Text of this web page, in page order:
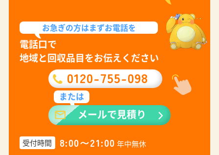
お急ぎの方はまずお電話を
電話口で
地域と回収品目をお伝えください
0120-755-098
または
メールで見積り
受付時間 8:00〜21:00 年中無休